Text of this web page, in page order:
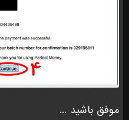
موفق باشید ...